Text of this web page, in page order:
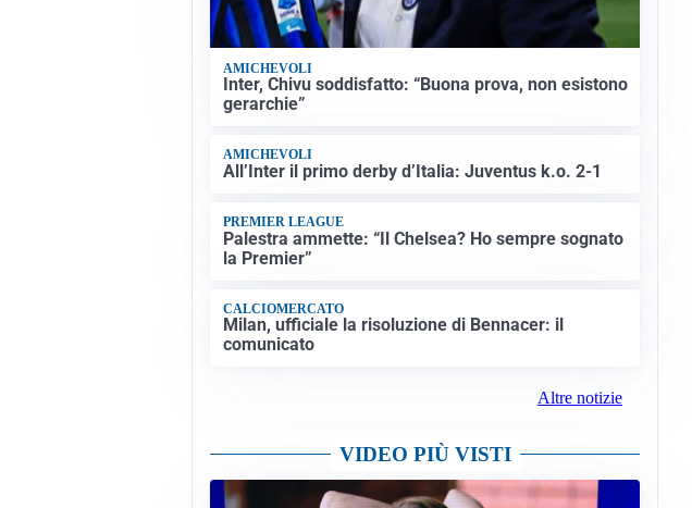
AMICHEVOLI
Inter, Chivu soddisfatto: “Buona prova, non esistono
gerarchie”
AMICHEVOLI
All’Inter il primo derby d’Italia: Juventus k.o. 2-1
PREMIER LEAGUE
Palestra ammette: “Il Chelsea? Ho sempre sognato
la Premier”
CALCIOMERCATO
Milan, ufficiale la risoluzione di Bennacer: il
comunicato
Altre notizie
VIDEO PIÙ VISTI